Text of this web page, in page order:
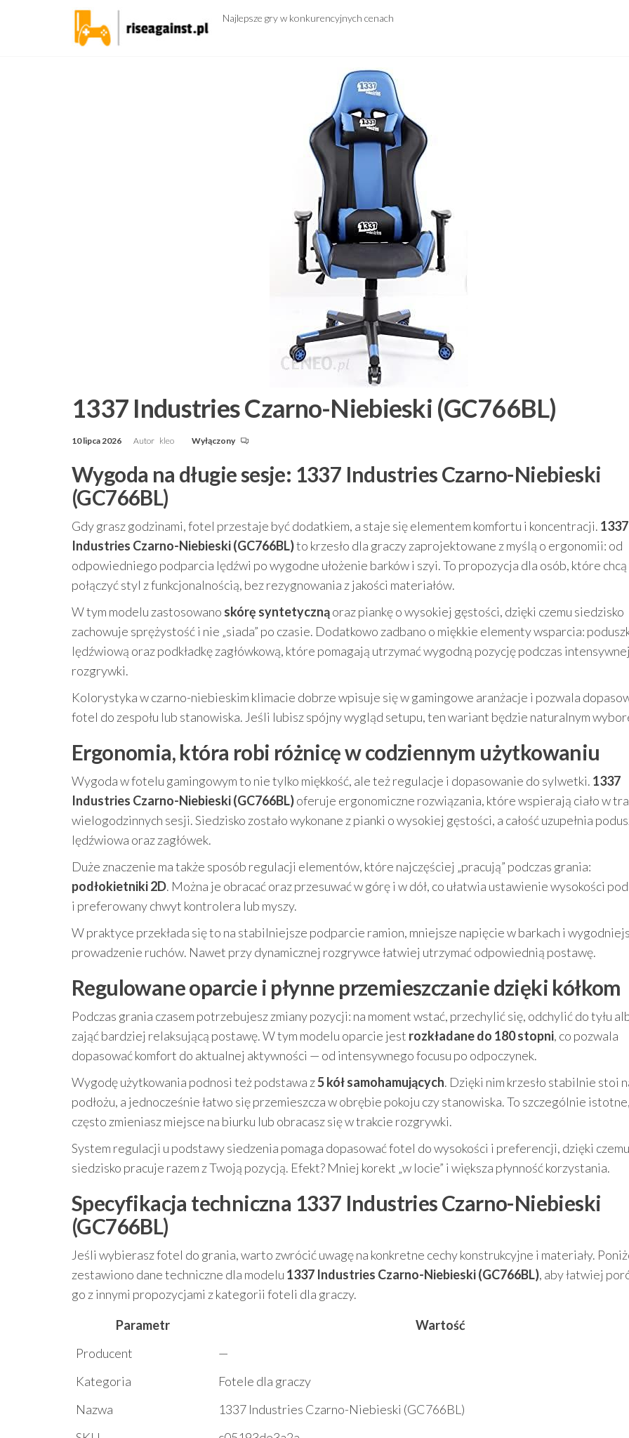
Najlepsze gry w konkurencyjnych cenach
1337 Industries Czarno-Niebieski (GC766BL)
10 lipca 2026 Autor kleo Wyłączony
Wygoda na długie sesje: 1337 Industries Czarno-Niebieski
(GC766BL)
Gdy grasz godzinami, fotel przestaje być dodatkiem, a staje się elementem komfortu i koncentracji. 1337
Industries Czarno-Niebieski (GC766BL)to krzesło dla graczy zaprojektowane z myślą o ergonomii: od
odpowiedniego podparcia lędźwi po wygodne ułożenie barków i szyi. To propozycja dla osób, które chcą
połączyć styl z funkcjonalnością, bez rezygnowania z jakości materiałów.
W tym modelu zastosowano skórę syntetycznąoraz piankę o wysokiej gęstości, dzięki czemu siedzisko
zachowuje sprężystość i nie „siada” po czasie. Dodatkowo zadbano o miękkie elementy wsparcia:
lędźwiową oraz podkładkę zagłówkową, które pomagają utrzymać wygodną pozycję podczas intensywnej
rozgrywki.
Kolorystyka w czarno-niebieskim klimacie dobrze wpisuje się w gamingowe aranżacje i pozwala
fotel do zespołu lub stanowiska. Jeśli lubisz spójny wygląd setupu, ten wariant będzie naturalnym
Ergonomia, która robi różnicę w codziennym użytkowaniu
Wygoda w fotelu gamingowym to nie tylko miękkość, ale też regulacje i dopasowanie do sylwetki. 1337
Industries Czarno-Niebieski (GC766BL)oferuje ergonomiczne rozwiązania, które wspierają ciało w
wielogodzinnych sesji. Siedzisko zostało wykonane z pianki o wysokiej gęstości, a całość uzupełnia
lędźwiowa oraz zagłówek.
Duże znaczenie ma także sposób regulacji elementów, które najczęściej „pracują” podczas grania:
podłokietniki 2D. Można je obracać oraz przesuwać w górę i w dół, co ułatwia ustawienie wysokości
i preferowany chwyt kontrolera lub myszy.
W praktyce przekłada się to na stabilniejsze podparcie ramion, mniejsze napięcie w barkach i
prowadzenie ruchów. Nawet przy dynamicznej rozgrywce łatwiej utrzymać odpowiednią postawę.
Regulowane oparcie i płynne przemieszczanie dzięki kółkom
Podczas grania czasem potrzebujesz zmiany pozycji: na moment wstać, przechylić się, odchylić do tyłu
zająć bardziej relaksującą postawę. W tym modelu oparcie jest rozkładane do 180 stopni, co pozwala
dopasować komfort do aktualnej aktywności — od intensywnego focusu po odpoczynek.
Wygodę użytkowania podnosi też podstawa z5 kół samohamujących. Dzięki nim krzesło stabilnie stoi
podłożu, a jednocześnie łatwo się przemieszcza w obrębie pokoju czy stanowiska. To szczególnie
często zmieniasz miejsce na biurku lub obracasz się w trakcie rozgrywki.
System regulacji u podstawy siedzenia pomaga dopasować fotel do wysokości i preferencji, dzięki czemu
siedzisko pracuje razem z Twoją pozycją. Efekt? Mniej korekt „w locie” i większa płynność korzystania.
Specyfikacja techniczna 1337 Industries Czarno-Niebieski
(GC766BL)
Jeśli wybierasz fotel do grania, warto zwrócić uwagę na konkretne cechy konstrukcyjne i materiały.
zestawiono dane techniczne dla modelu 1337 Industries Czarno-Niebieski (GC766BL), aby łatwiej
go z innymi propozycjami z kategorii foteli dla graczy.
Parametr
Wartość
Producent
—
Kategoria
Fotele dla graczy
Nazwa
1337 Industries Czarno-Niebieski (GC766BL)